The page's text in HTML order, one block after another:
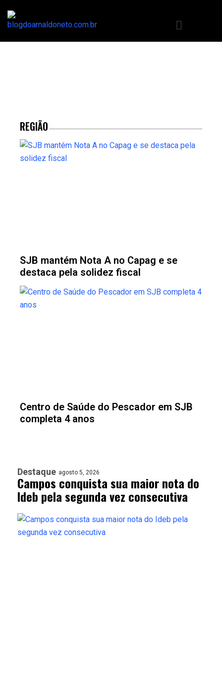
REGIÃO
SJB mantém Nota A no Capag e se
destaca pela solidez fiscal
Centro de Saúde do Pescador em SJB
completa 4 anos
Destaque agosto 5, 2026
Campos conquista sua maior nota do
Ideb pela segunda vez consecutiva